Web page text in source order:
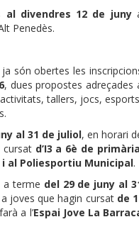
divendres 12 de juny
Penedès.
són obertes les
, dues propostes adreçades
tallers, jocs,
al 31 de juliol, en horari
cursat d’I3 a 6è de
al Poliesportiu Municipal.
a terme del 29 de juny al
a joves que hagin cursat de
a l’Espai Jove La